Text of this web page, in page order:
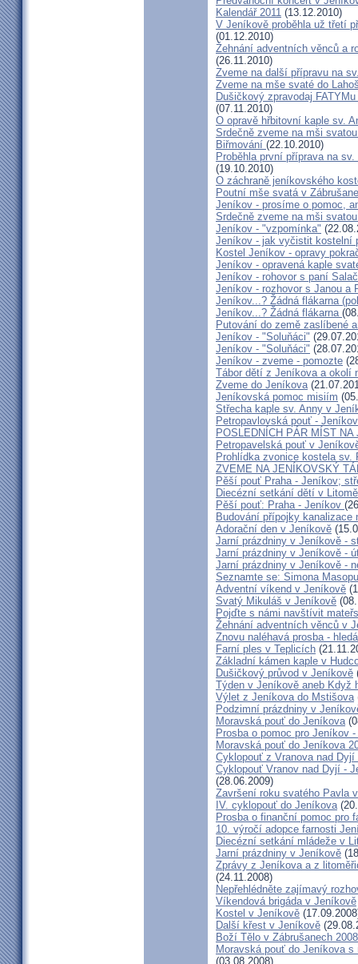
Kalendář 2011 (13.12.2010)
V Jeníkově proběhla už třetí
(01.12.2010)
Žehnání adventních věnců a
(26.11.2010)
Zveme na další přípravu na
Zveme na mše svaté do
Dušičkový zpravodaj
(07.11.2010)
O opravě hřbitovní kaple sv.
Srdečně zveme na mši
Biřmování (22.10.2010)
Proběhla první příprava na
(19.10.2010)
O záchraně jeníkovského
Poutní mše svatá v
Jeníkov - prosíme o pomoc,
Srdečně zveme na mši
Jeníkov - "vzpomínka"
Jeníkov - jak vyčistit kostelní
Kostel Jeníkov - opravy
Jeníkov - opravená kaple
Jeníkov - rohovor s paní
Jeníkov - rozhovor s Janou a
Jeníkov...? Žádná flákarna
Jeníkov...? Žádná flákarna
Putování do země zaslíbené
Jeníkov - "Soluňáci"
Jeníkov - "Soluňáci"
Jeníkov - zveme - pomozte
Tábor dětí z Jeníkova a okolí
Zveme do Jeníkova
Jeníkovská pomoc misiím
Střecha kaple sv. Anny v
Petropavlovská pouť - Jeníkov
POSLEDNÍCH PÁR MÍST
Petropavelská pouť v
Prohlídka zvonice kostela
ZVEME NA JENÍKOVSKÝ
Pěší pouť Praha - Jeníkov;
Diecézní setkání dětí v
Pěší pouť: Praha - Jeníkov
Budování přípojky kanalizace
Adorační den v Jeníkově
Jarní prázdniny v Jeníkově -
Jarní prázdniny v Jeníkově -
Jarní prázdniny v Jeníkově -
Seznamte se: Simona
Adventní víkend v Jeníkově
Svatý Mikuláš v Jeníkově
Pojďte s námi navštívit
Žehnání adventních věnců v
Znovu naléhavá prosba -
Farní ples v Teplicích
Základní kámen kaple v
Dušičkový průvod v Jeníkově
Týden v Jeníkově aneb Když
Výlet z Jeníkova do Mstišova
Podzimní prázdniny v
Moravská pouť do Jeníkova
Prosba o pomoc pro Jeníkov
Moravská pouť do Jeníkova
Cyklopouť z Vranova nad
Cyklopouť Vranov nad Dyjí -
(28.06.2009)
Završení roku svatého Pavla
IV. cyklopouť do Jeníkova
Prosba o finanční pomoc pro
10. výročí adopce farnosti
Diecézní setkání mládeže v
Jarní prázdniny v Jeníkově
Zprávy z Jeníkova a z
(24.11.2008)
Nepřehlédněte zajímavý
Víkendová brigáda v Jeníkově
Kostel v Jeníkově
Další křest v Jeníkově
Boží Tělo v Zábrušanech 2008
Moravská pouť do Jeníkova
(03.08.2008)